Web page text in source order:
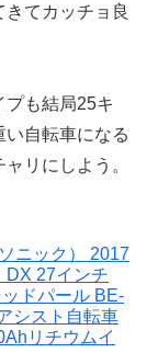
てカッチョ良
プも結局25キ
い自転車になる
リにしよう。
ニック） 2017
DX 27インチ
ドパール BE-
シスト自転車
リチウムイ